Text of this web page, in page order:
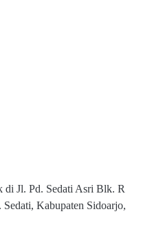
di Jl. Pd. Sedati Asri Blk. R
Kabupaten Sidoarjo,